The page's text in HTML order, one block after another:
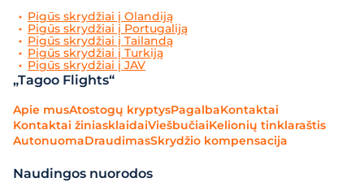
Pigūs skrydžiai į Olandiją
Pigūs skrydžiai į Portugaliją
Pigūs skrydžiai į Tailandą
Pigūs skrydžiai į Turkiją
Pigūs skrydžiai į JAV
„Tagoo Flights“
Apie musAtostogų kryptysPagalbaKontaktai
Kontaktai žiniasklaidaiViešbučiaiKelionių tinklaraštis
AutonuomaDraudimasSkrydžio kompensacija
Naudingos nuorodos